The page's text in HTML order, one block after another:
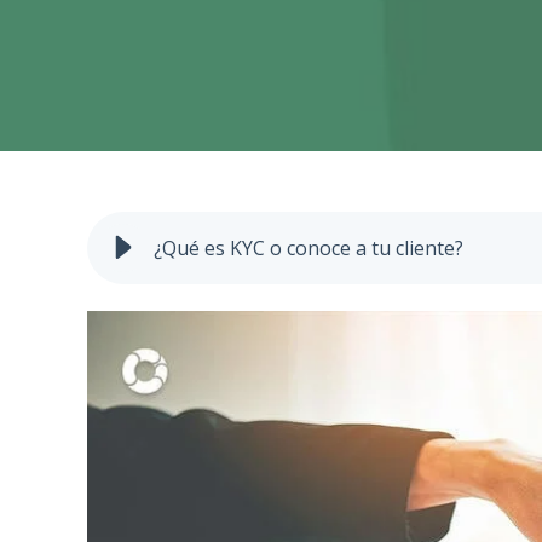
¿Qué es KYC o conoce a tu cliente?